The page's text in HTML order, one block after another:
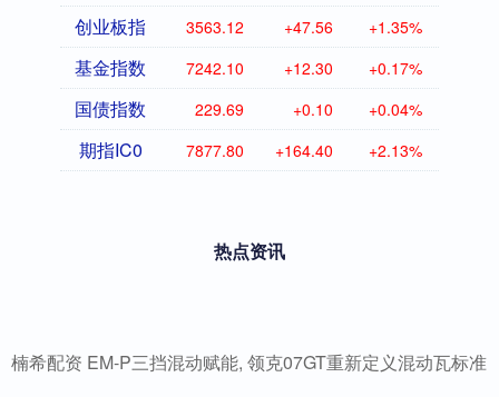
创业板指 3563.12 +47.56 +1.35%
基金指数 7242.10 +12.30 +0.17%
国债指数 229.69 +0.10 +0.04%
期指IC0 7877.80 +164.40 +2.13%
热点资讯
楠希配资 EM-P三挡混动赋能, 领克07GT重新定义混动瓦标准